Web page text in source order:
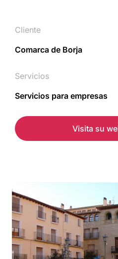
Cliente
Comarca de Borja
Servicios
Servicios para empresas
Visita su